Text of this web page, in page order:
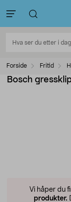
Forside Fritid
Bosch
Vi håper du
produkter.